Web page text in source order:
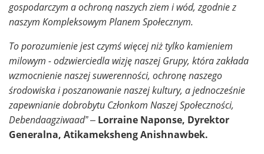
gospodarczym a ochroną naszych ziem i wód, zgodnie z
naszym Kompleksowym Planem Społecznym.
To porozumienie jest czymś więcej niż tylko kamieniem
milowym - odzwierciedla wizję naszej Grupy, która zakłada
wzmocnienie naszej suwerenności, ochronę naszego
środowiska i poszanowanie naszej kultury, a jednocześnie
zapewnianie dobrobytu Członkom Naszej Społeczności,
Debendaagziwaad” – Lorraine Naponse, Dyrektor
Generalna, Atikameksheng Anishnawbek.